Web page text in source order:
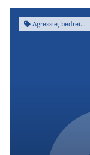
Agressie, bedreiging & intimidatie